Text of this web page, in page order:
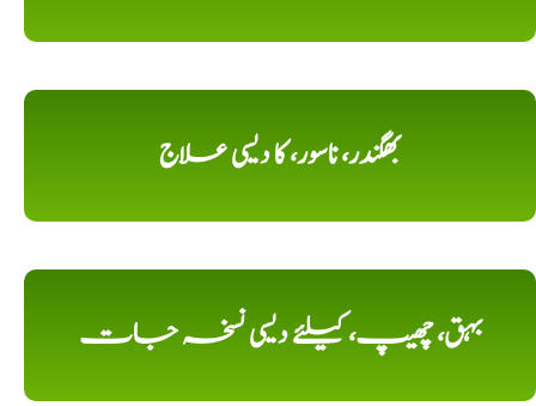
بھگندر، ناسور، کا دیسی علاج
بہق، چھیپ، کیلئے دیسی نسخہ جات